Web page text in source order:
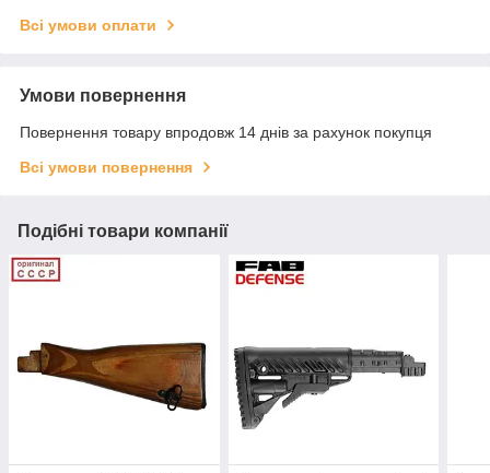
Всі умови оплати
Умови повернення
Повернення товару впродовж 14 днів за рахунок покупця
Всі умови повернення
Подібні товари компанії